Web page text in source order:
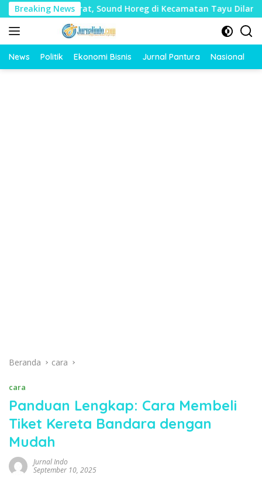
Langsung
ke
konten
Breaking News
Sound Horeg di Kecamatan Tayu Dilarang
News Politik Ekonomi Bisnis Jurnal Pantura Nasional
Beranda cara
cara
Panduan Lengkap: Cara Membeli
Tiket Kereta Bandara dengan
Mudah
Jurnal Indo
September 10, 2025